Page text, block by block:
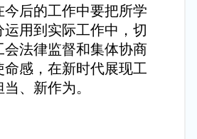
今后的工作中要把所学
用到实际工作中，切
会法律监督和集体协商
命感，在新时代展现工
、新作为。